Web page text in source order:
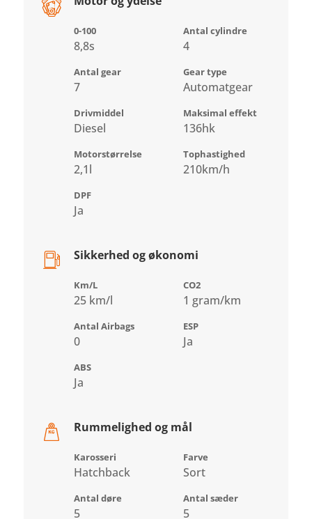
0-100
8,8s
Antal cylindre
4
Antal gear
7
Gear type
Automatgear
Drivmiddel
Diesel
Maksimal effekt
136hk
Motorstørrelse
2,1l
Tophastighed
210km/h
DPF
Ja
Sikkerhed og økonomi
Km/L
25 km/l
CO2
1 gram/km
Antal Airbags
0
ESP
Ja
ABS
Ja
Rummelighed og mål
Karosseri
Hatchback
Farve
Sort
Antal døre
5
Antal sæder
5